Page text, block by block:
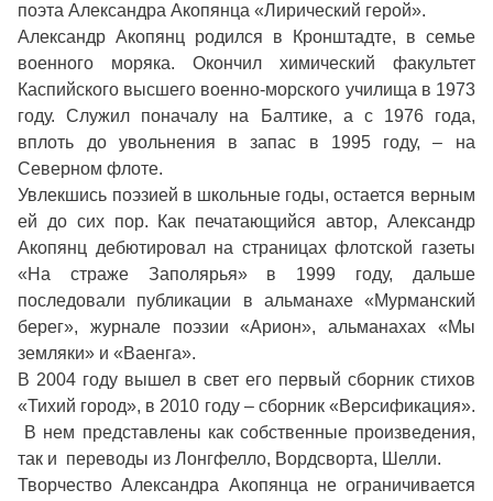
поэта Александра Акопянца «Лирический герой».
Александр Акопянц родился в Кронштадте, в семье
военного моряка. Окончил химический факультет
Каспийского высшего военно-морского училища в 1973
году. Служил поначалу на Балтике, а с 1976 года,
вплоть до увольнения в запас в 1995 году, – на
Северном флоте.
Увлекшись поэзией в школьные годы, остается верным
ей до сих пор. Как печатающийся автор, Александр
Акопянц дебютировал на страницах флотской газеты
«На страже Заполярья» в 1999 году, дальше
последовали публикации в альманахе «Мурманский
берег», журнале поэзии «Арион», альманахах «Мы
земляки» и «Ваенга».
В 2004 году вышел в свет его первый сборник стихов
«Тихий город», в 2010 году – сборник «Версификация».
В нем представлены как собственные произведения,
так и переводы из Лонгфелло, Вордсворта, Шелли.
Творчество Александра Акопянца не ограничивается